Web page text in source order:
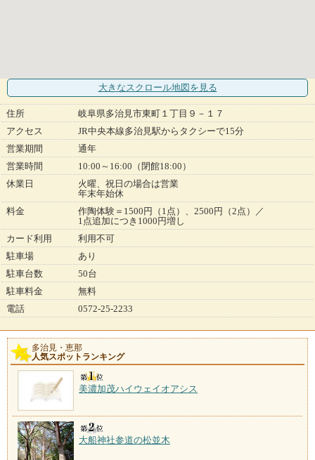
大きなスクロール地図 を見る
住所
岐阜県多治見市東町１丁目９－１７
アクセス
JR中央本線多治見駅からタクシーで15分
営業期間
通年
営業時間
10:00～16:00（閉館18:00）
休業日
火曜、祝日の場合は営業
年末年始休
料金
作陶体験＝1500円（1点）、2500円（2点）／
1点追加につき1000円増し
カード利用
利用不可
駐車場
あり
駐車台数
50台
駐車料金
無料
電話
0572-25-2233
多治見・恵那
人気スポットランキング
美濃加茂ハイウェイオアシス
大船神社参道の松並木